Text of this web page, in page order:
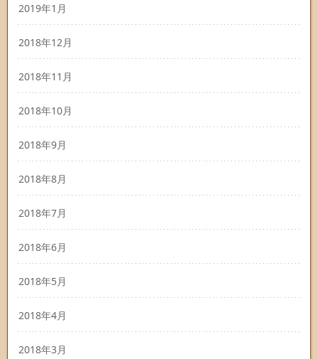
2019年1月
2018年12月
2018年11月
2018年10月
2018年9月
2018年8月
2018年7月
2018年6月
2018年5月
2018年4月
2018年3月